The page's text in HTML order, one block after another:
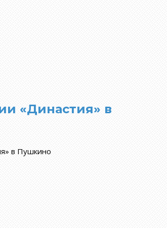
«Династия» в
в Пушкино